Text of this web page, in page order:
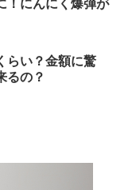
！にんにく爆弾が
らい？金額に驚
るの？